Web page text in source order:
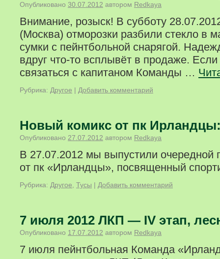
Опубликовано 30.07.2012 автором Redkaya
Внимание, розыск! В субботу
(Москва) отморозки разбили стекло в
сумки с пейнтбольной снарягой.
вдруг что-то всплывёт в продаже.
связаться с капитаном Команды …
Рубрика: Другое | Добавить комментарий
Новый комикс от пк
Опубликовано 27.07.2012 автором Redkaya
В 27.07.2012 мы выпустили очередной
от пк «Ирландцы», посвященный
Рубрика: Другое Тусы | Добавить комментарий
7 июля 2012 ЛКП — IV этап,
Опубликовано 17.07.2012 автором Redkaya
7 июля пейнтбольная Команда